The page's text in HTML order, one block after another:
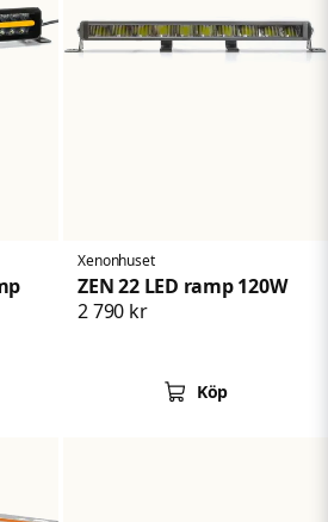
Xenonhuset
ZEN 22 LED ramp 120W
2 790 kr
Köp